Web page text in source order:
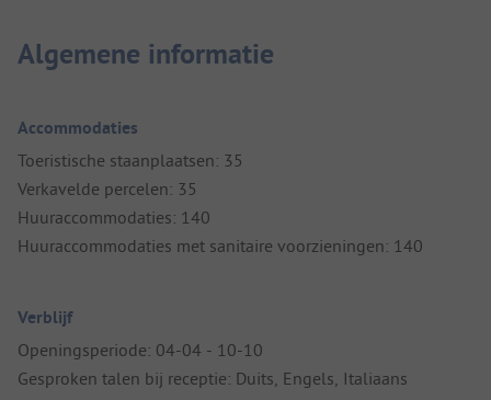
Algemene informatie
Accommodaties
Toeristische staanplaatsen: 35
Verkavelde percelen: 35
Huuraccommodaties: 140
Huuraccommodaties met sanitaire voorzieningen: 140
Verblijf
Openingsperiode: 04-04 - 10-10
Gesproken talen bij receptie: Duits, Engels, Italiaans